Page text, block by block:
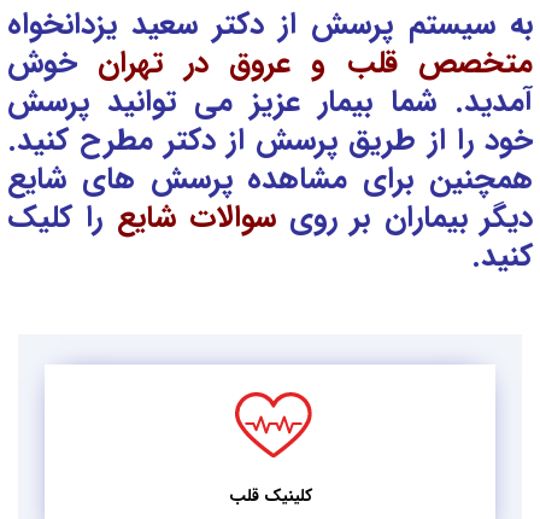
به سیستم پرسش از دکتر سعید یزدانخواه
متخصص قلب و عروق در تهران خوش
آمدید. شما بیمار عزیز می توانید پرسش
خود را از طریق پرسش از دکتر مطرح کنید.
همچنین برای مشاهده پرسش های شایع
دیگر بیماران بر روی سوالات شایع را کلیک
کنید.
کلینیک قلب